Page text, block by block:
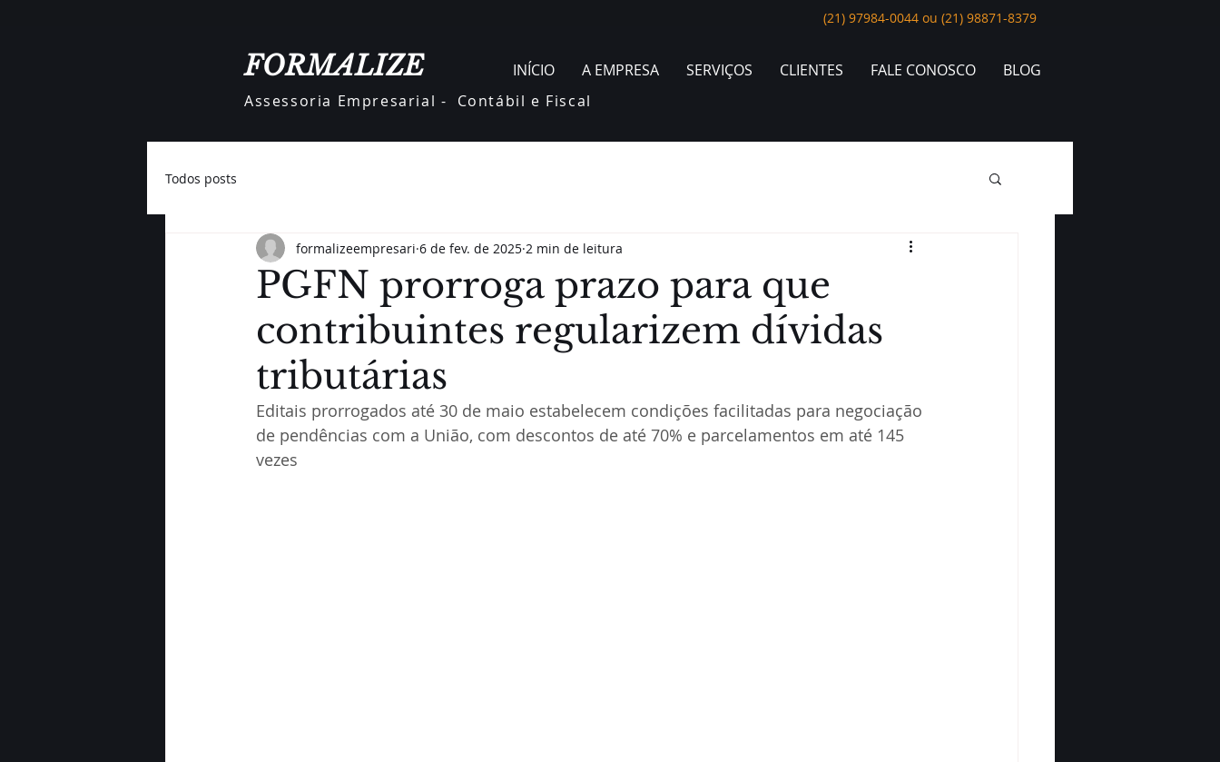
(21) 97984-0044 ou (21) 98871-8379
FORMALIZE INÍCIO A EMPRESA SERVIÇOS CLIENTES FALE CONOSCO
BLOG
Assessoria Empresarial - Contábil e Fiscal
Todos posts
PGFN prorroga prazo para que
contribuintes regularizem dívidas
tributárias
formalizeempresari 6 de fev. de 2025 2 min de leitura
Editais prorrogados até 30 de maio estabelecem condições facilitadas para negociação
de pendências com a União, com descontos de até 70% e parcelamentos em até 145
vezes